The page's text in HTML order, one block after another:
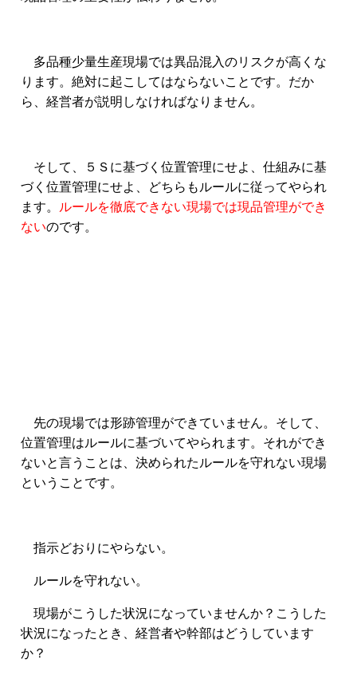
多品種少量生産現場では異品混入のリスクが高くな
ります。絶対に起こしてはならないことです。だか
ら、経営者が説明しなければなりません。
そして、５Ｓに基づく位置管理にせよ、仕組みに基
づく位置管理にせよ、どちらもルールに従ってやられ
ます。
ルールを徹底できない現場では現品管理ができ
ないのです。
先の現場では形跡管理ができていません。そして、
位置管理はルールに基づいてやられます。それができ
ないと言うことは、決められたルールを守れない現場
ということです。
指示どおりにやらない。
ルールを守れない。
現場がこうした状況になっていませんか？こうした
状況になったとき、経営者や幹部はどうしています
か？